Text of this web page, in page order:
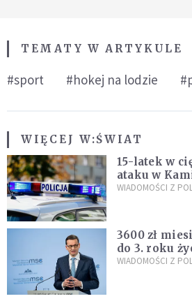
TEMATY W ARTYKULE
#sport #hokej na lodzie
WIĘCEJ W:ŚWIAT
15-latek w
ataku w
Policja
WIADOMOŚCI Z
3600 zł
do 3. roku
propozycji
WIADOMOŚCI Z